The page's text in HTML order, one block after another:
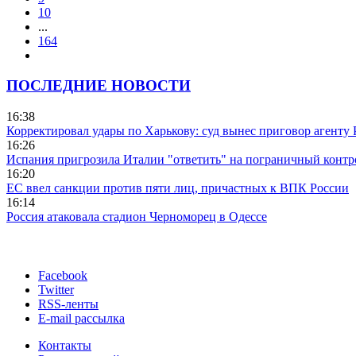
10
...
164
ПОСЛЕДНИЕ НОВОСТИ
16:38
Корректировал удары по Харькову: суд вынес приговор агенту
16:26
Испания пригрозила Италии "ответить" на пограничный
16:20
ЕС ввел санкции против пяти лиц, причастных к ВПК России
16:14
Россия атаковала стадион Черноморец в Одессе
Facebook
Twitter
RSS-ленты
E-mail рассылка
Контакты